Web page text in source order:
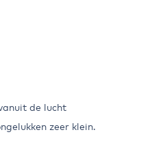
de lucht
zeer klein.